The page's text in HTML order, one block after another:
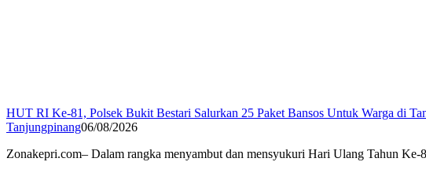
HUT RI Ke-81, Polsek Bukit Bestari Salurkan 25 Paket Bansos Untuk Warga di
Tanjungpinang06/08/2026
Zonakepri.com– Dalam rangka menyambut dan mensyukuri Hari Ulang Tahun